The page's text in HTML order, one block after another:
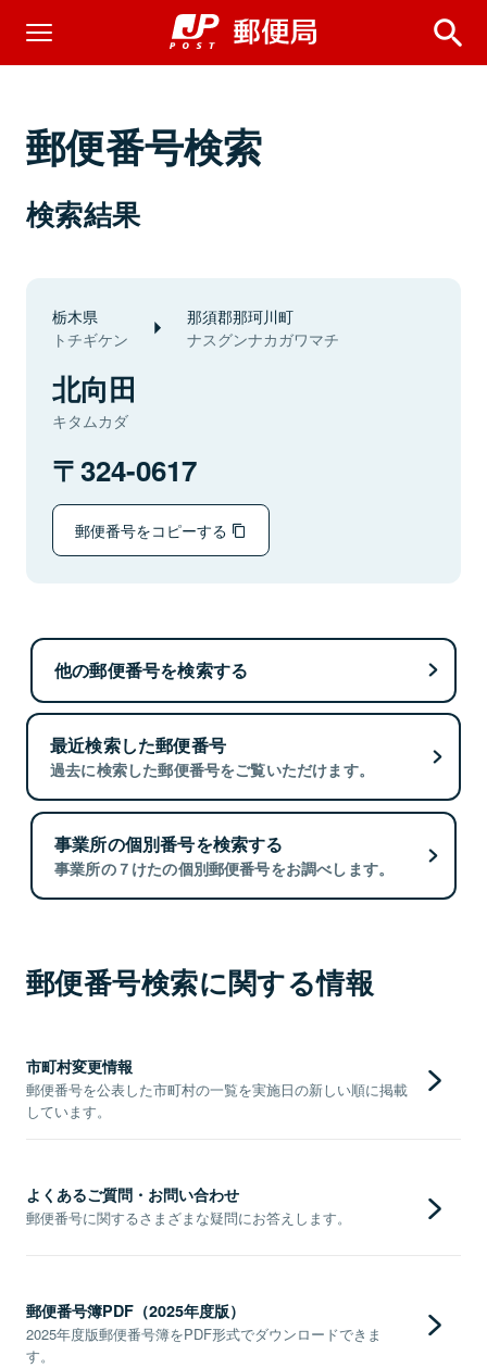
郵便番号検索
検索結果
栃木県
トチギケン
那須郡那珂川町
ナスグンナカガワマチ
北向田
キタムカダ
324-0617
郵便番号をコピーする
他の郵便番号を検索する
最近検索した郵便番号
過去に検索した郵便番号をご覧いただけます。
事業所の個別番号を検索する
事業所の７けたの個別郵便番号をお調べします。
郵便番号検索に関する情報
市町村変更情報
郵便番号を公表した市町村の一覧を実施日の新しい順に掲載
しています。
よくあるご質問・お問い合わせ
郵便番号に関するさまざまな疑問にお答えします。
郵便番号簿PDF（2025年度版）
2025年度版郵便番号簿をPDF形式でダウンロードできま
す。